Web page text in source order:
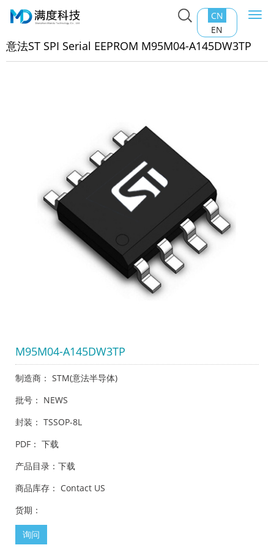
CN
EN
主页>产品中心>EEPROM
意法ST SPI Serial EEPROM
意法ST SPI Serial EEPROM M95M04-A145DW3TP
M95M04-A145DW3TP
制造商： STM(意法半导体)
批号： NEWS
封装： TSSOP-8L
PDF： 下载
产品目录： 下载
商品库存： Contact US
货期：
询问